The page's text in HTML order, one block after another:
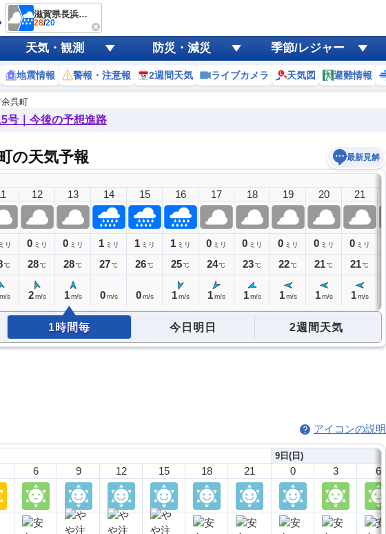
滋賀県長浜市余呉町
28/20
天気・観測 防災・減災 季節/レジャー
地震情報 警報・注意報 2週間天気 ライブカメラ 天気図 避難情報
呉町
号｜今後の予想進路
の天気予報 最新見解
ミリ
℃
m/s
12
0 ミリ
28℃
2 m/s
13
0 ミリ
28℃
1 m/s
14
1 ミリ
27℃
0 m/s
15
1 ミリ
26℃
0 m/s
16
1 ミリ
25℃
1 m/s
17
0 ミリ
24℃
1 m/s
18
0 ミリ
23℃
1 m/s
19
0 ミリ
22℃
1 m/s
20
0 ミリ
21℃
1 m/s
21
0 ミリ
21℃
1 m/s
1時間毎 今日明日 2週間天気
アイコンの説明
6 9 12 15 18 21
9日(日)
0 3 6